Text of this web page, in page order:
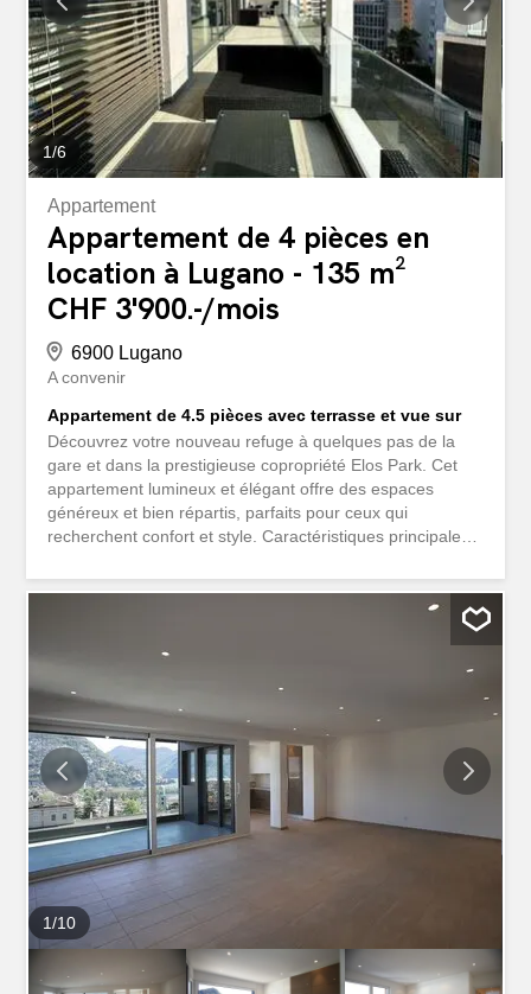
1/6
Appartement
Appartement de 4 pièces en
location à Lugano - 135 m²
CHF 3'900.-/mois
6900 Lugano
A convenir
Appartement de 4.5 pièces avec terrasse et vue sur
Découvrez votre nouveau refuge à quelques pas de la
gare et dans la prestigieuse copropriété Elos Park. Cet
appartement lumineux et élégant offre des espaces
généreux et bien répartis, parfaits pour ceux qui
recherchent confort et style. Caractéristiques principales :
m2 avec vue panoramique sur le lac et les montagnes -
Ascenseur - Buanderie intérieure - Salle de sport - Piscine
chauffée - Sauna Cet appartement est idéal pour ceux qui
souhaitent vivre au cœur de la ville, à quelques pas de la
gare de Lugano. La grande cuisine ouverte donne sur un
séjour lumineux, offrant un environnement accueillant et
élégant. Installations modernes : - Chambre principale
avec accès direct à la terrasse et salle de bain attenante -
Deux chambres spacieuses supplémentaires - Deuxième
salle de bain avec baignoire et douche - WC invités -
Pièce annexe et buanderie...
1/10